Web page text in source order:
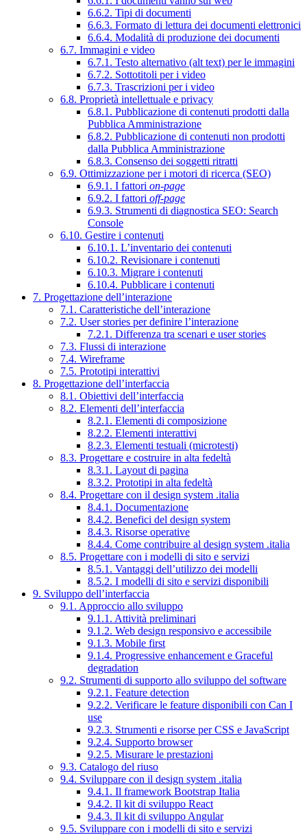
6.6.2. Tipi di documenti
6.6.3. Formato di lettura dei documenti elettronici
6.6.4. Modalità di produzione dei documenti
6.7. Immagini e video
6.7.1. Testo alternativo (alt text) per le immagini
6.7.2. Sottotitoli per i video
6.7.3. Trascrizioni per i video
6.8. Proprietà intellettuale e privacy
6.8.1. Pubblicazione di contenuti prodotti dalla
Pubblica Amministrazione
6.8.2. Pubblicazione di contenuti non prodotti
dalla Pubblica Amministrazione
6.8.3. Consenso dei soggetti ritratti
6.9. Ottimizzazione per i motori di ricerca (SEO)
6.9.1. I fattori on-page
6.9.2. I fattori off-page
6.9.3. Strumenti di diagnostica SEO: Search
Console
6.10. Gestire i contenuti
6.10.1. L’inventario dei contenuti
6.10.2. Revisionare i contenuti
6.10.3. Migrare i contenuti
6.10.4. Pubblicare i contenuti
7. Progettazione dell’interazione
7.1. Caratteristiche dell’interazione
7.2. User stories per definire l’interazione
7.2.1. Differenza tra scenari e user stories
7.3. Flussi di interazione
7.4. Wireframe
7.5. Prototipi interattivi
8. Progettazione dell’interfaccia
8.1. Obiettivi dell’interfaccia
8.2. Elementi dell’interfaccia
8.2.1. Elementi di composizione
8.2.2. Elementi interattivi
8.2.3. Elementi testuali (microtesti)
8.3. Progettare e costruire in alta fedeltà
8.3.1. Layout di pagina
8.3.2. Prototipi in alta fedeltà
8.4. Progettare con il design system .italia
8.4.1. Documentazione
8.4.2. Benefici del design system
8.4.3. Risorse operative
8.4.4. Come contribuire al design system .italia
8.5. Progettare con i modelli di sito e servizi
8.5.1. Vantaggi dell’utilizzo dei modelli
8.5.2. I modelli di sito e servizi disponibili
9. Sviluppo dell’interfaccia
9.1. Approccio allo sviluppo
9.1.1. Attività preliminari
9.1.2. Web design responsivo e accessibile
9.1.3. Mobile first
9.1.4. Progressive enhancement e Graceful
degradation
9.2. Strumenti di supporto allo sviluppo del software
9.2.1. Feature detection
9.2.2. Verificare le feature disponibili con Can I
use
9.2.3. Strumenti e risorse per CSS e JavaScript
9.2.4. Supporto browser
9.2.5. Misurare le prestazioni
9.3. Catalogo del riuso
9.4. Sviluppare con il design system .italia
9.4.1. Il framework Bootstrap Italia
9.4.2. Il kit di sviluppo React
9.4.3. Il kit di sviluppo Angular
9.5. Sviluppare con i modelli di sito e servizi